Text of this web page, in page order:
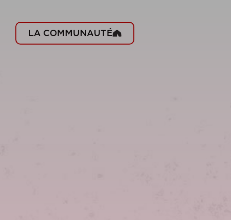
LA COMMUNAUTÉ